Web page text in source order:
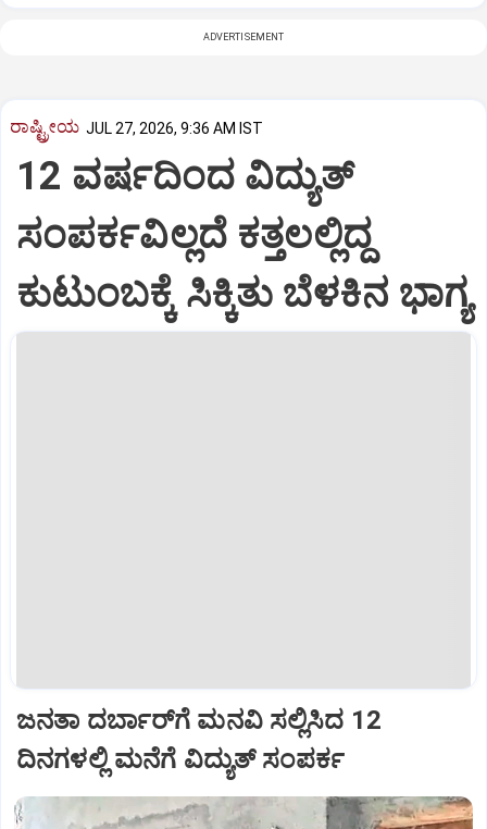
ADVERTISEMENT
ರಾಷ್ಟ್ರೀಯ JUL 27, 2026, 9:36 AM IST
12 ವರ್ಷದಿಂದ ವಿದ್ಯುತ್
ಸಂಪರ್ಕವಿಲ್ಲದೆ ಕತ್ತಲಲ್ಲಿದ್ದ
ಕುಟುಂಬಕ್ಕೆ ಸಿಕ್ಕಿತು ಬೆಳಕಿನ ಭಾಗ್ಯ
ಜನತಾ ದರ್ಬಾರ್‌ಗೆ ಮನವಿ ಸಲ್ಲಿಸಿದ 12
ದಿನಗಳಲ್ಲಿ ಮನೆಗೆ ವಿದ್ಯುತ್ ಸಂಪರ್ಕ